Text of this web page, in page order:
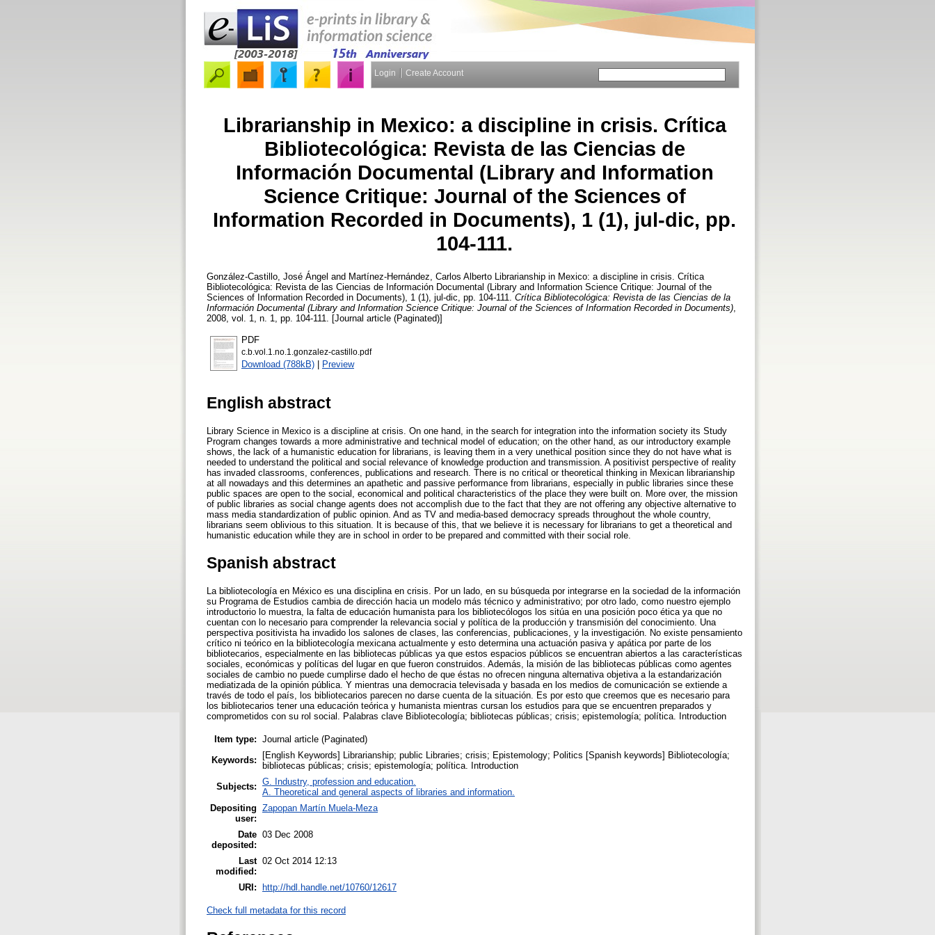
Login Create Account
Librarianship in Mexico: a discipline in crisis. Crítica
Bibliotecológica: Revista de las Ciencias de
Información Documental (Library and Information
Science Critique: Journal of the Sciences of
Information Recorded in Documents), 1 (1), jul-dic, pp.
104-111.
González-Castillo, José Ángel and Martínez-Hernández, Carlos Alberto Librarianship in Mexico: a discipline in crisis. Crítica
Bibliotecológica: Revista de las Ciencias de Información Documental (Library and Information Science Critique: Journal of the
Sciences of Information Recorded in Documents), 1 (1), jul-dic, pp. 104-111. Crítica Bibliotecológica: Revista de las Ciencias de la
Información Documental (Library and Information Science Critique: Journal of the Sciences of Information Recorded in Documents)
2008, vol. 1, n. 1, pp. 104-111. [Journal article (Paginated)]
PDF
c.b.vol.1.no.1.gonzalez-castillo.pdf
Download (788kB) | Preview
English abstract
Library Science in Mexico is a discipline at crisis. On one hand, in the search for integration into the information society its Study
Program changes towards a more administrative and technical model of education; on the other hand, as our introductory example
shows, the lack of a humanistic education for librarians, is leaving them in a very unethical position since they do not have what is
needed to understand the political and social relevance of knowledge production and transmission. A positivist perspective of reality
has invaded classrooms, conferences, publications and research. There is no critical or theoretical thinking in Mexican librarianship
at all nowadays and this determines an apathetic and passive performance from librarians, especially in public libraries since these
public spaces are open to the social, economical and political characteristics of the place they were built on. More over, the mission
of public libraries as social change agents does not accomplish due to the fact that they are not offering any objective alternative to
mass media standardization of public opinion. And as TV and media-based democracy spreads throughout the whole country,
librarians seem oblivious to this situation. It is because of this, that we believe it is necessary for librarians to get a theoretical and
humanistic education while they are in school in order to be prepared and committed with their social role.
Spanish abstract
La bibliotecología en México es una disciplina en crisis. Por un lado, en su búsqueda por integrarse en la sociedad de la información
su Programa de Estudios cambia de dirección hacia un modelo más técnico y administrativo; por otro lado, como nuestro ejemplo
introductorio lo muestra, la falta de educación humanista para los bibliotecólogos los sitúa en una posición poco ética ya que no
cuentan con lo necesario para comprender la relevancia social y política de la producción y transmisión del conocimiento. Una
perspectiva positivista ha invadido los salones de clases, las conferencias, publicaciones, y la investigación. No existe pensamiento
crítico ni teórico en la bibliotecología mexicana actualmente y esto determina una actuación pasiva y apática por parte de los
bibliotecarios, especialmente en las bibliotecas públicas ya que estos espacios públicos se encuentran abiertos a las características
sociales, económicas y políticas del lugar en que fueron construidos. Además, la misión de las bibliotecas públicas como agentes
sociales de cambio no puede cumplirse dado el hecho de que éstas no ofrecen ninguna alternativa objetiva a la estandarización
mediatizada de la opinión pública. Y mientras una democracia televisada y basada en los medios de comunicación se extiende a
través de todo el país, los bibliotecarios parecen no darse cuenta de la situación. Es por esto que creemos que es necesario para
los bibliotecarios tener una educación teórica y humanista mientras cursan los estudios para que se encuentren preparados y
comprometidos con su rol social. Palabras clave Bibliotecología; bibliotecas públicas; crisis; epistemología; política. Introduction
Item type: Journal article (Paginated)
Keywords:
[English Keywords] Librarianship; public Libraries; crisis; Epistemology; Politics [Spanish keywords] Bibliotecología;
bibliotecas públicas; crisis; epistemología; política. Introduction
Subjects: G. Industry, profession and education.
A. Theoretical and general aspects of libraries and information.
Depositing
user:
Zapopan Martín Muela-Meza
Date
deposited:
03 Dec 2008
Last
modified:
02 Oct 2014 12:13
URI: http://hdl.handle.net/10760/12617
Check full metadata for this record